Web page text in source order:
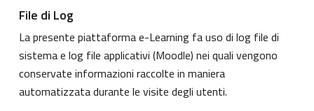
File di Log
La presente piattaforma e-Learning fa uso di log file di
sistema e log file applicativi (Moodle) nei quali vengono
conservate informazioni raccolte in maniera
automatizzata durante le visite degli utenti.